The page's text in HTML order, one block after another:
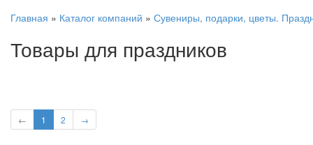
Главная » Каталог компаний » Сувениры, подарки, цветы.
Товары для праздников
← 1 2 →